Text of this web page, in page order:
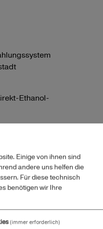
Ethanol-
Einige von ihnen sind
andere uns helfen die
Für diese technisch
benötigen wir Ihre
(immer erforderlich)